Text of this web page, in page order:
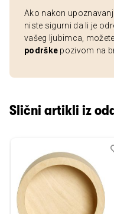
Ako nakon
niste sigurni da li je
vašeg ljubimca,
podrške pozivom na
Slični artikli iz